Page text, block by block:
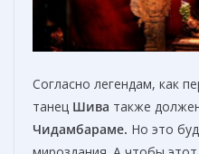
Согласно легендам, как
танец Шива также
Чидамбараме. Но это